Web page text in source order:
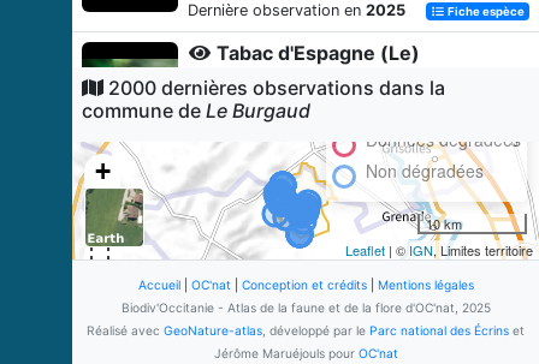
Dernière observation en 2025 Fiche espèce
Tabac d'Espagne (Le)
Argynnis paphia(Linnaeus, 1758)
11 observations
Chevreuil européen
Capreolus capreolus (Linnaeus,
1758)
10observations
Dernière observation en2025 Fiche espèce
Élanion blanc
Elanus caeruleus(Desfontaines,
2000 dernières observations dans la
commune de Le Burgaud
+
Données dégradées
Non dégradées
10 km
Leaflet | ©IGN, Limites territoire
Accueil| OC'nat| Conception et crédits| Mentions légales
Biodiv'Occitanie - Atlas de la faune et de la flore d'OC'nat, 2025
Réalisé avec GeoNature-atlas , développé par le Parc national des Écrins et
Jérôme Maruéjouls pour OC'nat